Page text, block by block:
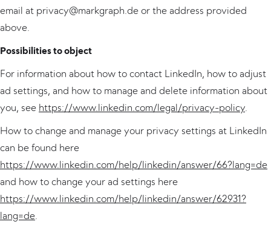
email at privacy@markgraph.de or the address provided
above.
Possibilities to object
For information about how to contact LinkedIn, how to adjust
ad settings, and how to manage and delete information about
you, see https://www.linkedin.com/legal/privacy-policy.
How to change and manage your privacy settings at LinkedIn
can be found here
https://www.linkedin.com/help/linkedin/answer/66?lang=de
and how to change your ad settings here
https://www.linkedin.com/help/linkedin/answer/62931?
lang=de.